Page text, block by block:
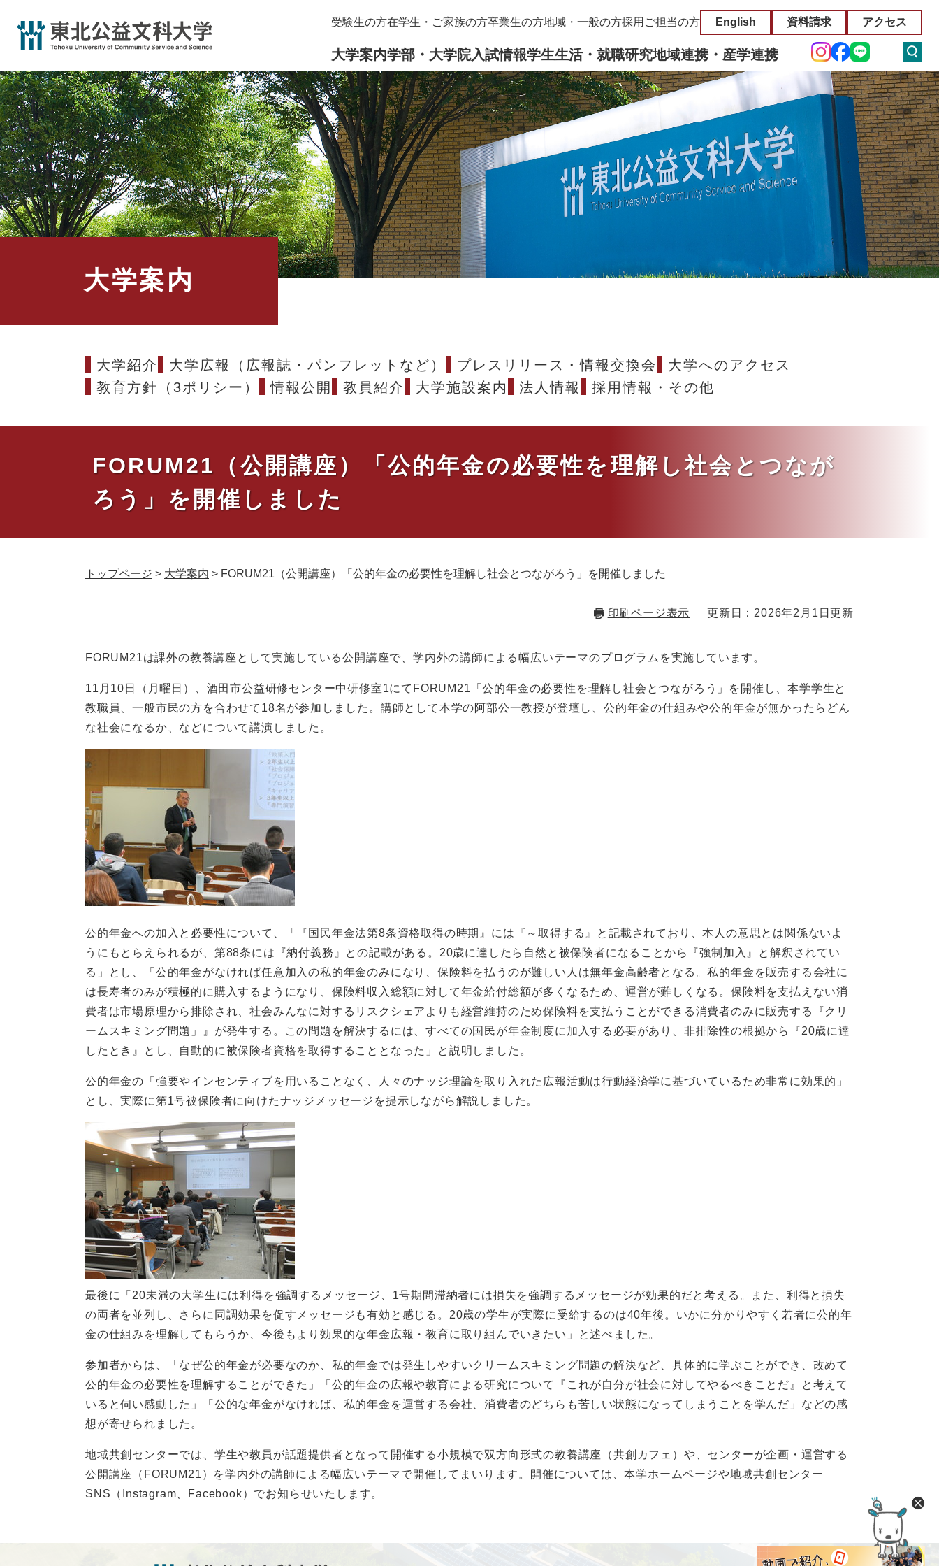
先
頭
で
す
。
本
受験生の方在学生・ご家族の方卒業生の方地域・一般の方採用ご担当の方 English 資料請求 アクセス
大学案内学部・大学院入試情報学生生活・就職研究地域連携・産学連携
大学案内
大学紹介 大学広報（広報誌・パンフレットなど） プレスリリース・情報交換会
大学へのアクセス
教育方針（3ポリシー）
情報公開 教員紹介 大学施設案内 法人情報 採用情報・その他
FORUM21（公開講座）「公的年金の必要性を理解し社会とつなが
ろう」を開催しました
トップページ > 大学案内 > FORUM21（公開講座）「公的年金の必要性を理解し社会とつながろう」を開催しました
印刷ページ表示 更新日：2026年2月1日更新
FORUM21は課外の教養講座として実施している公開講座で、学内外の講師による幅広いテーマのプログラムを実施しています。
11月10日（月曜日）、酒田市公益研修センター中研修室1にてFORUM21「公的年金の必要性を理解し社会とつながろう」を開催し、本学学生と
教職員、一般市民の方を合わせて18名が参加しました。講師として本学の阿部公一教授が登壇し、公的年金の仕組みや公的年金が無かったらどん
な社会になるか、などについて講演しました。
公的年金への加入と必要性について、「『国民年金法第8条資格取得の時期』には『～取得する』と記載されており、本人の意思とは関係ないよ
うにもとらえられるが、第88条には『納付義務』との記載がある。20歳に達したら自然と被保険者になることから『強制加入』と解釈されてい
る」とし、「公的年金がなければ任意加入の私的年金のみになり、保険料を払うのが難しい人は無年金高齢者となる。私的年金を販売する会社に
は長寿者のみが積極的に購入するようになり、保険料収入総額に対して年金給付総額が多くなるため、運営が難しくなる。保険料を支払えない消
費者は市場原理から排除され、社会みんなに対するリスクシェアよりも経営維持のため保険料を支払うことができる消費者のみに販売する『クリ
ームスキミング問題」』が発生する。この問題を解決するには、すべての国民が年金制度に加入する必要があり、非排除性の根拠から『20歳に達
したとき』とし、自動的に被保険者資格を取得することとなった」と説明しました。
公的年金の「強要やインセンティブを用いることなく、人々のナッジ理論を取り入れた広報活動は行動経済学に基づいているため非常に効果的」
とし、実際に第1号被保険者に向けたナッジメッセージを提示しながら解説しました。
最後に「20未満の大学生には利得を強調するメッセージ、1号期間滞納者には損失を強調するメッセージが効果的だと考える。また、利得と損失
の両者を並列し、さらに同調効果を促すメッセージも有効と感じる。20歳の学生が実際に受給するのは40年後。いかに分かりやすく若者に公的年
金の仕組みを理解してもらうか、今後もより効果的な年金広報・教育に取り組んでいきたい」と述べました。
参加者からは、「なぜ公的年金が必要なのか、私的年金では発生しやすいクリームスキミング問題の解決など、具体的に学ぶことができ、改めて
公的年金の必要性を理解することができた」「公的年金の広報や教育による研究について『これが自分が社会に対してやるべきことだ』と考えて
いると伺い感動した」「公的な年金がなければ、私的年金を運営する会社、消費者のどちらも苦しい状態になってしまうことを学んだ」などの感
想が寄せられました。
地域共創センターでは、学生や教員が話題提供者となって開催する小規模で双方向形式の教養講座（共創カフェ）や、センターが企画・運営する
公開講座（FORUM21）を学内外の講師による幅広いテーマで開催してまいります。開催については、本学ホームページや地域共創センター
SNS（Instagram、Facebook）でお知らせいたします。